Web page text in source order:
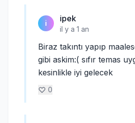
i ipek
il y a 1 an
Biraz takıntı yapıp
gibi askim:( sıfır temas
kesinlikle iyi gelecek
0